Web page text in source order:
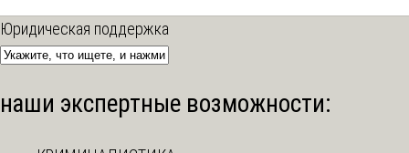
Юридическая поддержка
наши экспертные возможности: